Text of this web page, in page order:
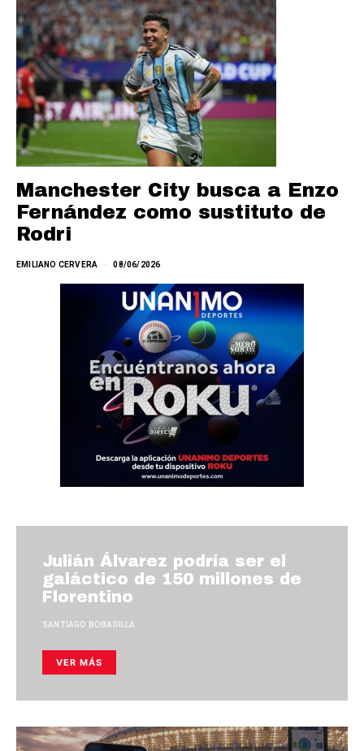
Manchester City busca a Enzo
Fernández como sustituto de
Rodri
EMILIANO CERVERA 08/06/2026
Julián Álvarez podría ser el
galáctico de 150 millones de
Florentino
SANTIAGO BOBADILLA
VER MÁS